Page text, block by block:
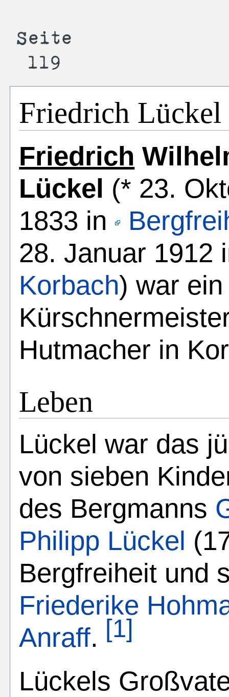
Friedrich Lückel
Friedrich
Lückel (* 23.
1833 in
28. Januar 1912
Korbach) war ein
Hutmacher in
Leben
Lückel war das
von sieben
des Bergmanns
Philipp Lückel
Bergfreiheit und
Friederike
Anraff. [1]
Lückels